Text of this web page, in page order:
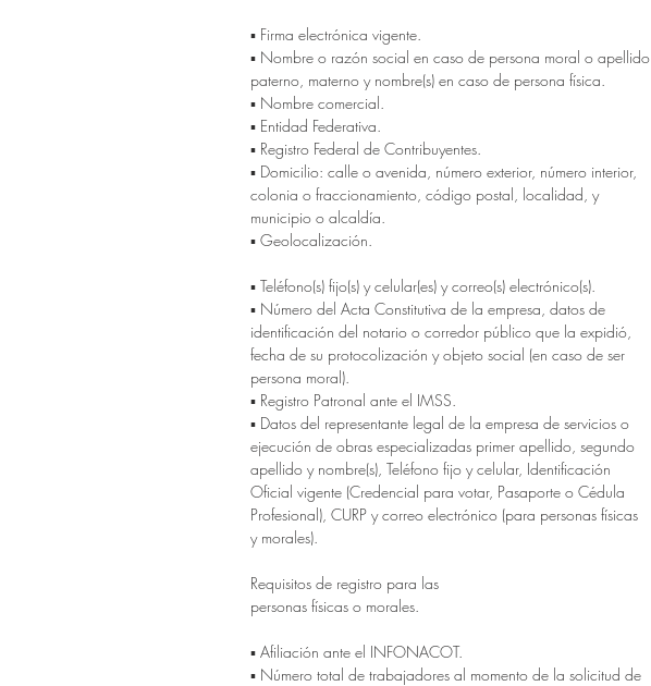
▪ Firma electrónica vigente.
▪ Nombre o razón social en caso de persona moral o apellido
paterno, materno y nombre(s) en caso de persona física.
▪ Nombre comercial.
▪ Entidad Federativa.
▪ Registro Federal de Contribuyentes.
▪ Domicilio: calle o avenida, número exterior, número interior,
colonia o fraccionamiento, código postal, localidad, y
municipio o alcaldía.
▪ Geolocalización.
▪ Teléfono(s) fijo(s) y celular(es) y correo(s) electrónico(s).
▪ Número del Acta Constitutiva de la empresa, datos de
identificación del notario o corredor público que la expidió,
fecha de su protocolización y objeto social (en caso de ser
persona moral).
▪ Registro Patronal ante el IMSS.
▪ Datos del representante legal de la empresa de servicios o
ejecución de obras especializadas primer apellido, segundo
apellido y nombre(s), Teléfono fijo y celular, Identificación
Oficial vigente (Credencial para votar, Pasaporte o Cédula
Profesional), CURP y correo electrónico (para personas físicas
y morales).
Requisitos de registro para las
personas físicas o morales.
▪ Afiliación ante el INFONACOT.
▪ Número total de trabajadores al momento de la solicitud de